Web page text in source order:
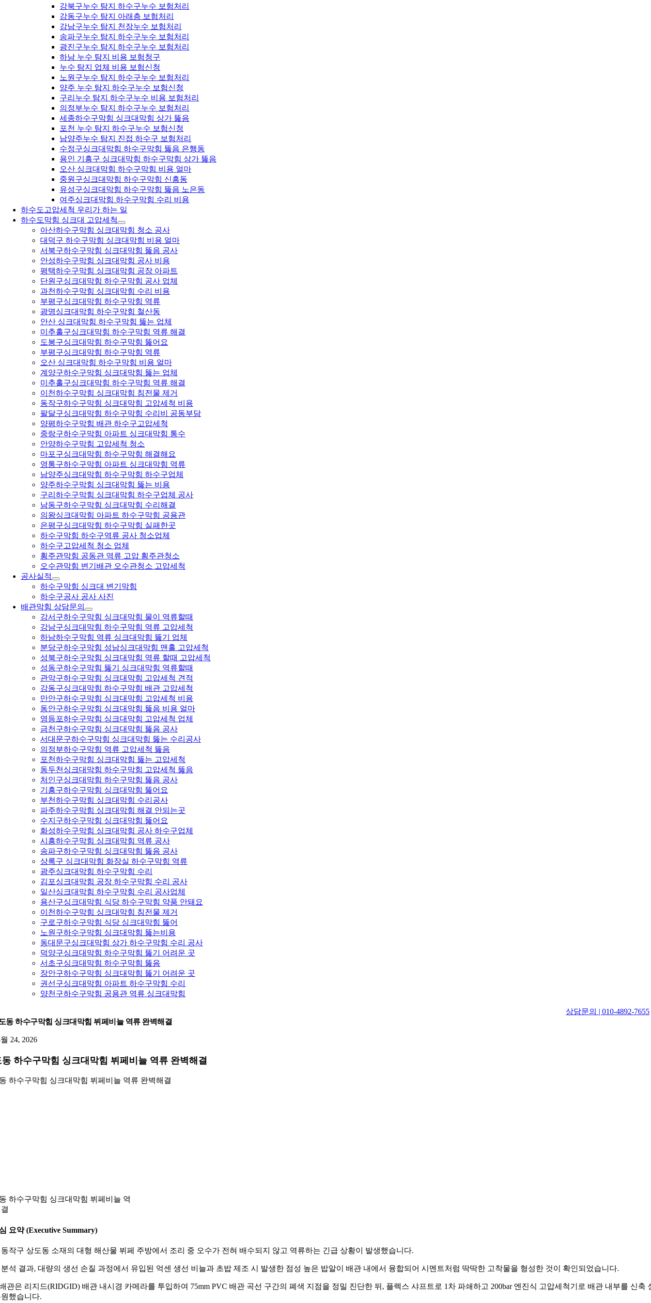
강북구누수 탐지 하수구누수 보험처리
강동구누수 탐지 아래층 보험처리
강남구누수 탐지 천장누수 보험처리
송파구누수 탐지 하수구누수 보험처리
광진구누수 탐지 하수구누수 보험처리
하남 누수 탐지 비용 보험청구
누수 탐지 업체 비용 보험신청
노원구누수 탐지 하수구누수 보험처리
양주 누수 탐지 하수구누수 보험신청
구리누수 탐지 하수구누수 비용 보험처리
의정부누수 탐지 하수구누수 보험처리
세종하수구막힘 싱크대막힘 상가 뚫음
포천 누수 탐지 하수구누수 보험신청
남양주누수 탐지 진접 하수구 보험처리
수정구싱크대막힘 하수구막힘 뚫음 은행동
용인 기흥구 싱크대막힘 하수구막힘 상가 뚫음
오산 싱크대막힘 하수구막힘 비용 얼마
중원구싱크대막힘 하수구막힘 신흥동
유성구싱크대막힘 하수구막힘 뚫음 노은동
여주싱크대막힘 하수구막힘 수리 비용
하수도고압세척 우리가 하는 일
하수도막힘 싱크대 고압세척
아산하수구막힘 싱크대막힘 청소 공사
대덕구 하수구막힘 싱크대막힘 비용 얼마
서북구하수구막힘 싱크대막힘 뚫음 공사
안성하수구막힘 싱크대막힘 공사 비용
평택하수구막힘 싱크대막힘 공장 아파트
단원구싱크대막힘 하수구막힘 공사 업체
과천하수구막힘 싱크대막힘 수리 비용
부평구싱크대막힘 하수구막힘 역류
광명싱크대막힘 하수구막힘 철산동
안산 싱크대막힘 하수구막힘 뚫는 업체
미추홀구싱크대막힘 하수구막힘 역류 해결
도봉구싱크대막힘 하수구막힘 뚫어요
부평구싱크대막힘 하수구막힘 역류
오산 싱크대막힘 하수구막힘 비용 얼마
계양구하수구막힘 싱크대막힘 뚫는 업체
미추홀구싱크대막힘 하수구막힘 역류 해결
이천하수구막힘 싱크대막힘 침전물 제거
동작구하수구막힘 싱크대막힘 고압세척 비용
팔달구싱크대막힘 하수구막힘 수리비 공동부담
양평하수구막힘 배관 하수구고압세척
중랑구하수구막힘 아파트 싱크대막힘 통수
안양하수구막힘 고압세척 청소
마포구싱크대막힘 하수구막힘 해결해요
영통구하수구막힘 아파트 싱크대막힘 역류
남양주싱크대막힘 하수구막힘 하수구업체
양주하수구막힘 싱크대막힘 뚫는 비용
구리하수구막힘 싱크대막힘 하수구업체 공사
남동구하수구막힘 싱크대막힘 수리해결
의왕싱크대막힘 아파트 하수구막힘 공용관
은평구싱크대막힘 하수구막힘 실패한곳
하수구막힘 하수구역류 공사 청소업체
하수구고압세척 청소 업체
횡주관막힘 공동관 역류 고압 횡주관청소
오수관막힘 변기배관 오수관청소 고압세척
공사실적
하수구막힘 싱크대 변기막힘
하수구공사 공사 사진
배관막힘 상담문의
강서구하수구막힘 싱크대막힘 물이 역류할때
강남구싱크대막힘 하수구막힘 역류 고압세척
하남하수구막힘 역류 싱크대막힘 뚫기 업체
분당구하수구막힘 성남싱크대막힘 맨홀 고압세척
성북구하수구막힘 싱크대막힘 역류 할때 고압세척
성동구하수구막힘 뚫기 싱크대막힘 역류할때
관악구하수구막힘 싱크대막힘 고압세척 견적
강동구싱크대막힘 하수구막힘 배관 고압세척
만안구하수구막힘 싱크대막힘 고압세척 비용
동안구하수구막힘 싱크대막힘 뚫음 비용 얼마
영등포하수구막힘 싱크대막힘 고압세척 업체
금천구하수구막힘 싱크대막힘 뚫음 공사
서대문구하수구막힘 싱크대막힘 뚫는 수리공사
의정부하수구막힘 역류 고압세척 뚫음
포천하수구막힘 싱크대막힘 뚫는 고압세척
동두천싱크대막힘 하수구막힘 고압세척 뚫음
처인구싱크대막힘 하수구막힘 뚫음 공사
기흥구하수구막힘 싱크대막힘 뚫어요
부천하수구막힘 싱크대막힘 수리공사
파주하수구막힘 싱크대막힘 해결 안되는곳
수지구하수구막힘 싱크대막힘 뚫어요
화성하수구막힘 싱크대막힘 공사 하수구업체
시흥하수구막힘 싱크대막힘 역류 공사
송파구하수구막힘 싱크대막힘 뚫음 공사
상록구 싱크대막힘 화장실 하수구막힘 역류
광주싱크대막힘 하수구막힘 수리
김포싱크대막힘 공장 하수구막힘 수리 공사
일산싱크대막힘 하수구막힘 수리 공사업체
용산구싱크대막힘 식당 하수구막힘 약품 안돼요
이천하수구막힘 싱크대막힘 침전물 제거
구로구하수구막힘 식당 싱크대막힘 뚫어
노원구하수구막힘 싱크대막힘 뚫는비용
동대문구싱크대막힘 상가 하수구막힘 수리 공사
덕양구싱크대막힘 하수구막힘 뚫기 어려운 곳
서초구싱크대막힘 하수구막힘 뚫음
장안구하수구막힘 싱크대막힘 뚫기 어려운 곳
권선구싱크대막힘 아파트 하수구막힘 수리
양천구하수구막힘 공용관 역류 싱크대막힘
상담문의 | 010-4892-7655
동 하수구막힘 싱크대막힘 뷔페비늘 역류 완벽해결
24, 2026
하수구막힘 싱크대막힘 뷔페비늘 역류 완벽해결
하수구막힘 싱크대막힘 뷔페비늘 역류 완벽해결
하수구막힘 싱크대막힘 뷔페비늘 역
요약 (Executive Summary)
작구 상도동 소재의 대형 해산물 뷔페 주방에서 조리 중 오수가 전혀 배수되지 않고 역류하는 긴급 상황이 발생했습니다.
석 결과, 대량의 생선 손질 과정에서 유입된 억센 생선 비늘과 초밥 제조 시 발생한 점성 높은 밥알이 배관 내에서 융합되어 시멘트처럼 딱딱한 고착물을 형성한 것이 확인되었습니다.
관은 리지드(RIDGID) 배관 내시경 카메라를 투입하여 75mm PVC 배관 곡선 구간의 폐색 지점을 정밀 진단한 뒤, 플렉스 샤프트로 1차 파쇄하고 200bar 엔진식 고압세척기로 배관 내부를 신축
했습니다.